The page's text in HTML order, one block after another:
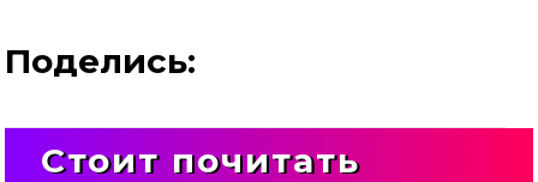
Поделись:
Стоит почитать